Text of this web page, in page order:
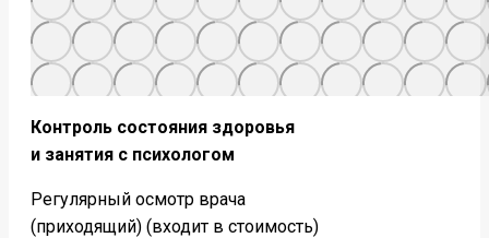
Контроль состояния здоровья
и занятия с психологом
Регулярный осмотр врача
(приходящий) (входит в стоимость)